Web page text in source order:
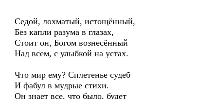
Седой, лохматый, истощённый,
Без капли разума в глазах,
Стоит он, Богом вознесённый
Над всем, с улыбкой на устах.
Что мир ему? Сплетенье судеб
И фабул в мудрые стихи.
Он знает все, что было, будет